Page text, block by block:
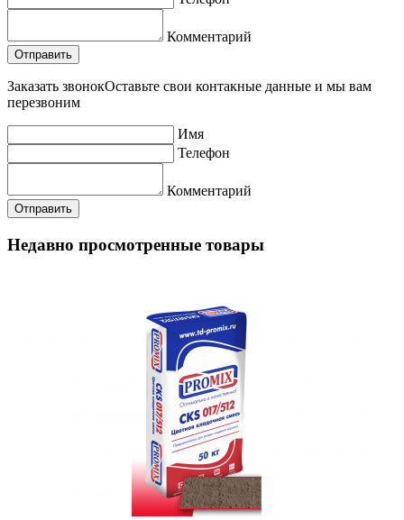
Комментарий
Заказать звонокОставьте свои контакные данные и мы вам
перезвоним
Имя
Телефон
Комментарий
Недавно просмотренные товары